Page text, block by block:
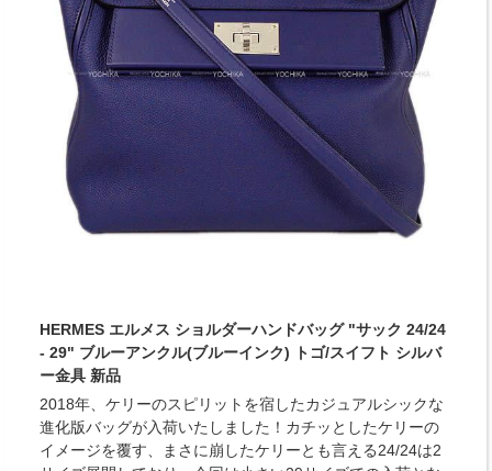
HERMES エルメス ショルダーハンドバッグ "サック 24/24
- 29" ブルーアンクル(ブルーインク) トゴ/スイフト シルバ
ー金具 新品
2018年、ケリーのスピリットを宿したカジュアルシックな
進化版バッグが入荷いたしました！カチッとしたケリーの
イメージを覆す、まさに崩したケリーとも言える24/24は2